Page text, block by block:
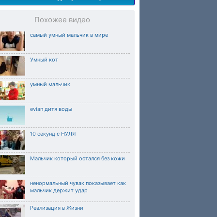
Похожее видео
самый умный мальчик в мире
Умный кот
умный мальчик
evian дитя воды
10 секунд с НУЛЯ
Мальчик который остался без кожи
ненормальный чувак показывает как
мальчик держит удар
Реализация в Жизни